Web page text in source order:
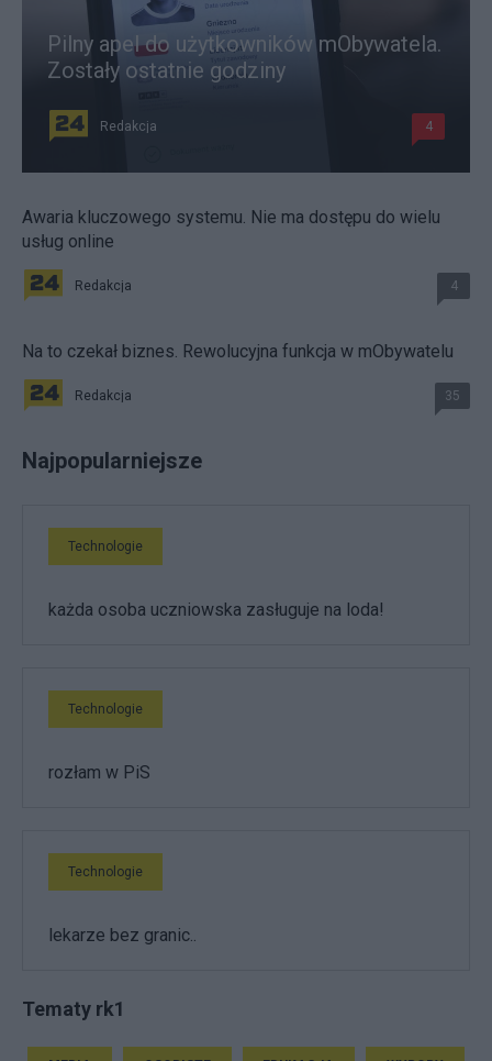
Pilny apel do użytkowników mObywatela.
Zostały ostatnie godziny
Redakcja 4
Awaria kluczowego systemu. Nie ma dostępu do wielu
usług online
Redakcja 4
Na to czekał biznes. Rewolucyjna funkcja w mObywatelu
Redakcja 35
Najpopularniejsze
Technologie
każda osoba uczniowska zasługuje na loda!
Technologie
rozłam w PiS
Technologie
lekarze bez granic..
Tematy rk1